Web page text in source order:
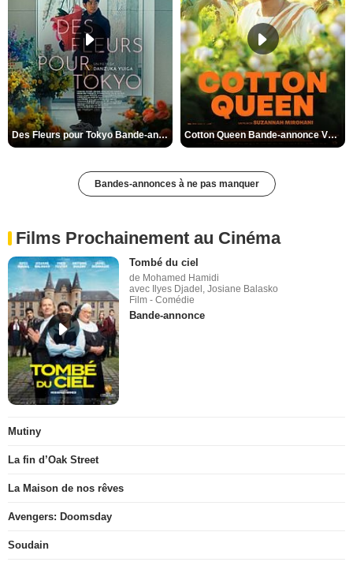
Des Fleurs pour Tokyo Bande-annonce VO STFR Cotton Queen Bande-annonce VO STFR
Bandes-annonces à ne pas manquer
Films Prochainement au Cinéma
Tombé du ciel
de Mohamed Hamidi
avec Ilyes Djadel, Josiane Balasko
Film - Comédie
Bande-annonce
Mutiny
La fin d’Oak Street
La Maison de nos rêves
Avengers: Doomsday
Soudain